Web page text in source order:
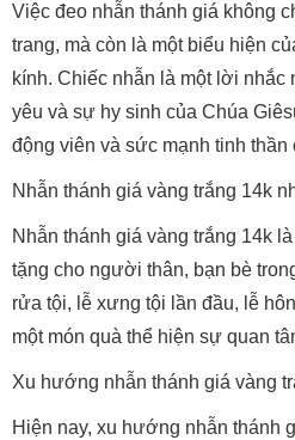
Việc đeo nhẫn thánh giá không
trang, mà còn là một biểu hiện
kính. Chiếc nhẫn là một lời
yêu và sự hy sinh của Chúa
động viên và sức mạnh tinh
Nhẫn thánh giá vàng trắng 14k
Nhẫn thánh giá vàng trắng 14k
tặng cho người thân, bạn bè
rửa tội, lễ xưng tội lần đầu, lễ
một món quà thể hiện sự quan
Xu hướng nhẫn thánh giá vàng
Hiện nay, xu hướng nhẫn thánh